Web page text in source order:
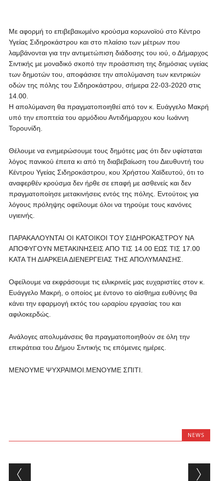
Με αφορμή το επιβεβαιωμένο κρούσμα κορωνοϊού στο Κέντρο
Υγείας Σιδηροκάστρου και στο πλαίσιο των μέτρων που
λαμβάνονται για την αντιμετώπιση διάδοσης του ιού, ο Δήμαρχος
Σιντικής με μοναδικό σκοπό την προάσπιση της δημόσιας υγείας
των δημοτών του, αποφάσισε την απολύμανση των κεντρικών
οδών της πόλης του Σιδηροκάστρου, σήμερα 22-03-2020 στις
14.00.
Η απολύμανση θα πραγματοποιηθεί από τον κ. Ευάγγελο Μακρή
υπό την εποπτεία του αρμόδιου Αντιδήμαρχου κου Ιωάννη
Τορουνίδη.
Θέλουμε να ενημερώσουμε τους δημότες μας ότι δεν υφίσταται
λόγος πανικού έπειτα κι από τη διαβεβαίωση του Διευθυντή του
Κέντρου Υγείας Σιδηροκάστρου, κου Χρήστου Χαϊδευτού, ότι το
αναφερθέν κρούσμα δεν ήρθε σε επαφή με ασθενείς και δεν
πραγματοποίησε μετακινήσεις εντός της πόλης. Εντούτοις για
λόγους πρόληψης οφείλουμε όλοι να τηρούμε τους κανόνες
υγιεινής.
ΠΑΡΑΚΑΛΟΥΝΤΑΙ ΟΙ ΚΑΤΟΙΚΟΙ ΤΟΥ ΣΙΔΗΡΟΚΑΣΤΡΟΥ ΝΑ
ΑΠΟΦΥΓΟΥΝ ΜΕΤΑΚΙΝΗΣΕΙΣ ΑΠΟ ΤΙΣ 14.00 ΕΩΣ ΤΙΣ 17.00
ΚΑΤΑ ΤΗ ΔΙΑΡΚΕΙΑ ΔΙΕΝΕΡΓΕΙΑΣ ΤΗΣ ΑΠΟΛΥΜΑΝΣΗΣ.
Οφείλουμε να εκφράσουμε τις ειλικρινείς μας ευχαριστίες στον κ.
Ευάγγελο Μακρή, ο οποίος με έντονο το αίσθημα ευθύνης θα
κάνει την εφαρμογή εκτός του ωραρίου εργασίας του και
αφιλοκερδώς.
Ανάλογες απολυμάνσεις θα πραγματοποιηθούν σε όλη την
επικράτεια του Δήμου Σιντικής τις επόμενες ημέρες.
ΜΕΝΟΥΜΕ ΨΥΧΡΑΙΜΟΙ.ΜΕΝΟΥΜΕ ΣΠΙΤΙ.
NEWS
Post navigation